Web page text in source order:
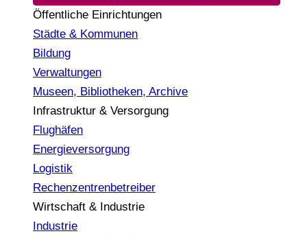
Öffentliche Einrichtungen
Städte & Kommunen
Bildung
Verwaltungen
Museen, Bibliotheken, Archive
Infrastruktur & Versorgung
Flughäfen
Energieversorgung
Logistik
Rechenzentrenbetreiber
Wirtschaft & Industrie
Industrie